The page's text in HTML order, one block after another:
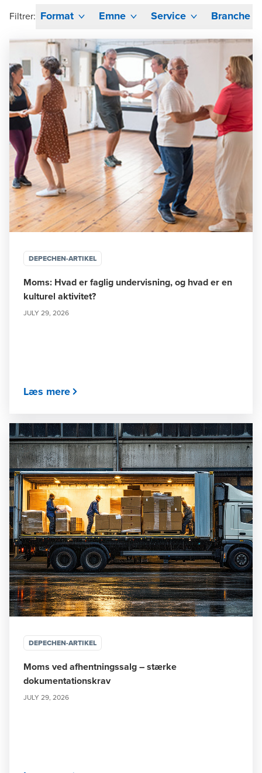
Filtrer: Format Emne Service Branche
DEPECHEN-ARTIKEL
Moms: Hvad er faglig undervisning, og hvad er en
kulturel aktivitet?
JULY 29, 2026
Læs mere
DEPECHEN-ARTIKEL
Moms ved afhentningssalg – stærke
dokumentationskrav
JULY 29, 2026